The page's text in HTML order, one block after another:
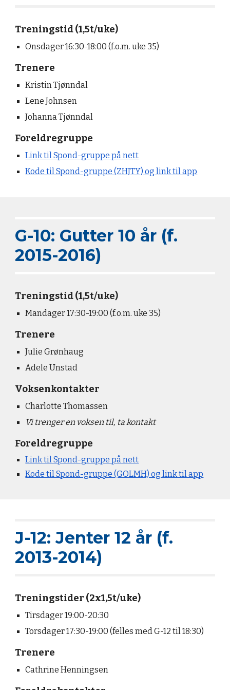
Treningstid (1,5t/uke)
Onsdager 16:30-18:00 (f.o.m. uke 35)
Trenere
Kristin Tjønndal
Lene Johnsen
Johanna Tjønndal
Foreldregruppe
Link til Spond-gruppe på nett
Kode til Spond-gruppe (ZHJTY) og link til app
G-10: Gutter 10 år (f.
2015-2016)
Treningstid (1,5t/uke)
Mandager 17:30-19:00 (f.o.m. uke 35)
Trenere
Julie Grønhaug
Adele Unstad
Voksenkontakter
Charlotte Thomassen
Vi trenger en voksen til, ta kontakt
Foreldregruppe
Link til Spond-gruppe på nett
Kode til Spond-gruppe (GOLMH) og link til app
J-12: Jenter 12 år (f.
2013-2014)
Treningstider (2x1,5t/uke)
Tirsdager 19:00-20:30
Torsdager17:30-19:00 (felles med G-12 til 18:30)
Trenere
Cathrine Henningsen